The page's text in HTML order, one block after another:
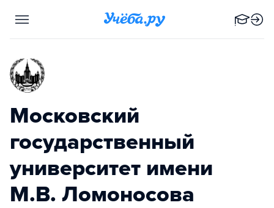
Московский
государственный
университет имени
М.В. Ломоносова